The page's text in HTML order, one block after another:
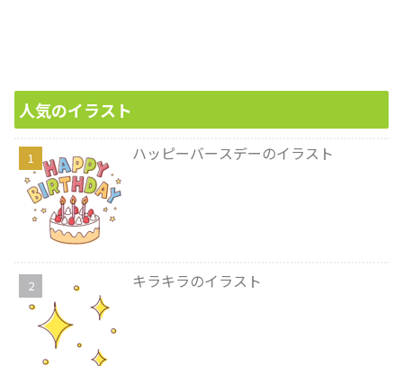
人気のイラスト
ハッピーバースデーのイラスト
キラキラのイラスト